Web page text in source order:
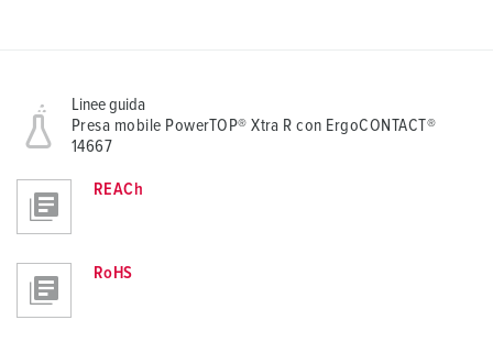
Linee guida
Presa mobile PowerTOP® Xtra R con ErgoCONTACT®
14667
REACh
RoHS